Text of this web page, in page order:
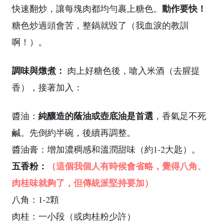
快速翻炒，讓每塊肉都均勻裹上糖色。 動作要快！
糖色炒過頭會苦，整鍋就毀了（我血淚的教訓
啊！）。
調味與燉煮： 肉上好糖色後，嗆入米酒（去腥提
香），接著加入：
醬油： 純釀造的蔭油或壺底油是首選 ，香氣足不死
鹹。先倒約半碗，後續再調整。
醬油膏：增加濃稠感和溫潤甜味（約1-2大匙）。
五香粉：
（這個我個人有時候會省略，覺得八角、
肉桂味就夠了，但傳統派堅持要加）
八角：1-2顆
肉桂：一小段（或肉桂粉少許）